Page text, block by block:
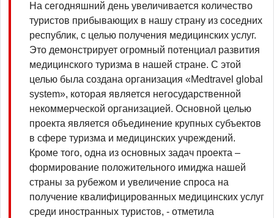
На сегодняшний день увеличивается количество
туристов прибывающих в нашу страну из соседних
республик, с целью получения медицинских услуг.
Это демонстрирует огромный потенциал развития
медицинского туризма в нашей стране. С этой
целью была создана организация «Medtravel global
system», которая является негосударственной
некоммерческой организацией. Основной целью
проекта является объединение крупных субъектов
в сфере туризма и медицинских учреждений.
Кроме того, одна из основных задач проекта –
формирование положительного имиджа нашей
страны за рубежом и увеличение спроса на
получение квалифицированных медицинских услуг
среди иностранных туристов, - отметила